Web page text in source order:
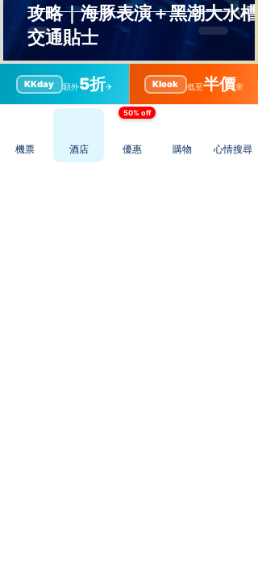
攻略｜海豚表演＋黑潮大水槽
交通貼士
KKday 額外5折✈️ Klook 低至半價🌸
機票 酒店
50% off
優惠 購物 心情搜尋